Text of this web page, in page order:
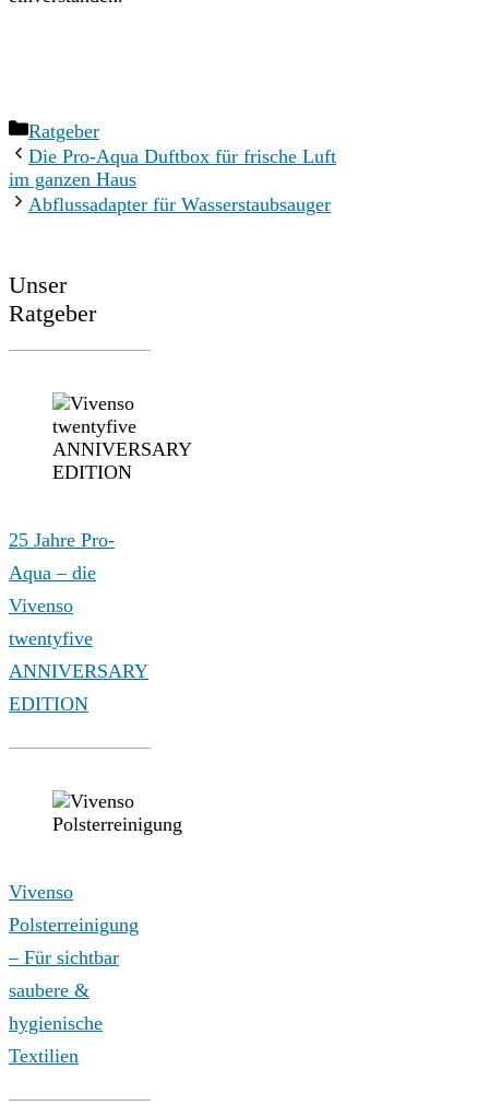
Kategorien
Ratgeber
Die Pro-Aqua Duftbox für frische Luft
im ganzen Haus
Abflussadapter für Wasserstaubsauger
Unser
Ratgeber
25 Jahre Pro-
Aqua – die
Vivenso
twentyfive
ANNIVERSARY
EDITION
Vivenso
Polsterreinigung
– Für sichtbar
saubere &
hygienische
Textilien